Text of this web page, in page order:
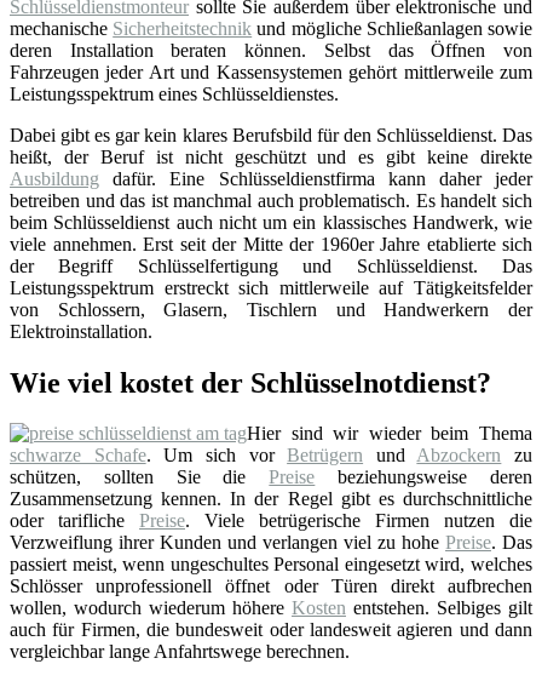
Schlüsseldienstmonteur sollte Sie außerdem über elektronische und
mechanische Sicherheitstechnik und mögliche Schließanlagen sowie
deren Installation beraten können. Selbst das Öffnen von
Fahrzeugen jeder Art und Kassensystemen gehört mittlerweile zum
Leistungsspektrum eines Schlüsseldienstes.
Dabei gibt es gar kein klares Berufsbild für den Schlüsseldienst. Das
heißt, der Beruf ist nicht geschützt und es gibt keine direkte
Ausbildung dafür. Eine Schlüsseldienstfirma kann daher jeder
betreiben und das ist manchmal auch problematisch. Es handelt sich
beim Schlüsseldienst auch nicht um ein klassisches Handwerk, wie
viele annehmen. Erst seit der Mitte der 1960er Jahre etablierte sich
der Begriff Schlüsselfertigung und Schlüsseldienst. Das
Leistungsspektrum erstreckt sich mittlerweile auf Tätigkeitsfelder
von Schlossern, Glasern, Tischlern und Handwerkern der
Elektroinstallation.
Wie viel kostet der Schlüsselnotdienst?
Hier sind wir wieder beim Thema
schwarze Schafe. Um sich vorBetrügern undAbzockern zu
schützen, sollten Sie diePreise beziehungsweise deren
Zusammensetzung kennen. In der Regel gibt es durchschnittliche
oder tarifliche Preise. Viele betrügerische Firmen nutzen die
Verzweiflung ihrer Kunden und verlangen viel zu hohe Preise. Das
passiert meist, wenn ungeschultes Personal eingesetzt wird, welches
Schlösser unprofessionell öffnet oder Türen direkt aufbrechen
wollen, wodurch wiederum höhere Kosten entstehen. Selbiges gilt
auch für Firmen, die bundesweit oder landesweit agieren und dann
vergleichbar lange Anfahrtswege berechnen.